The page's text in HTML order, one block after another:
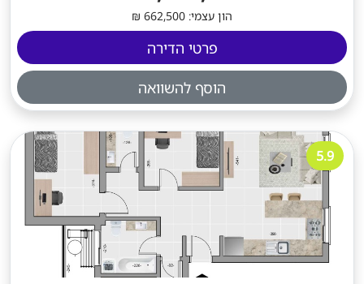
הון עצמי: 662,500 ₪
פרטי הדירה
הוסף להשוואה
5.9